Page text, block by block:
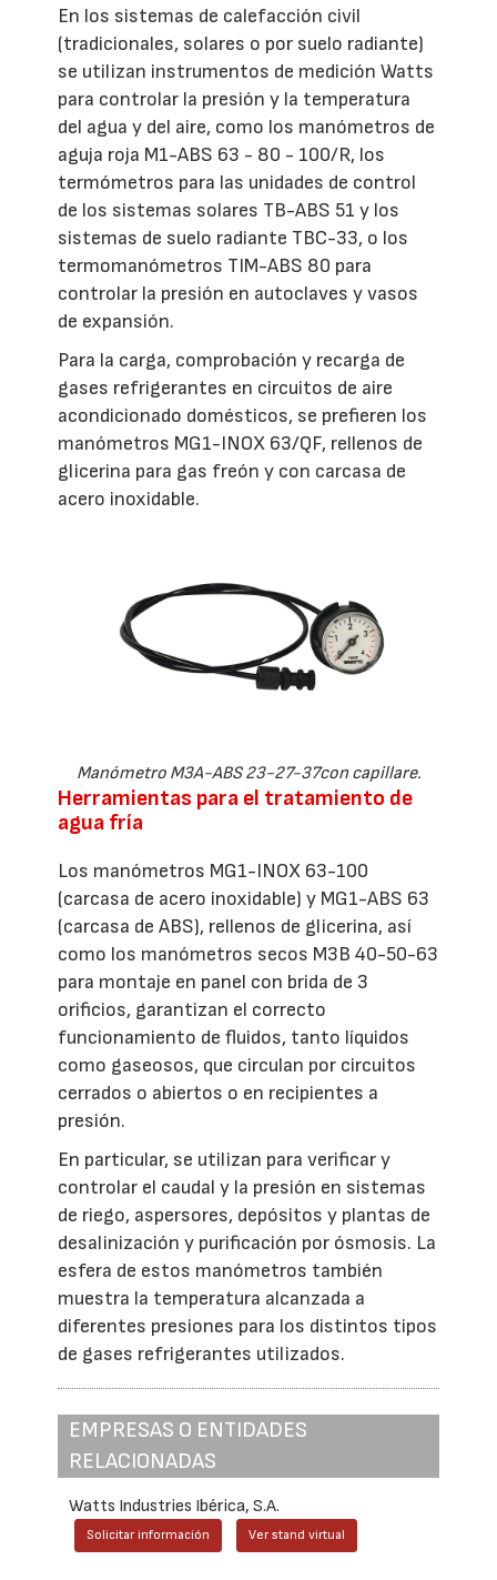
En los sistemas de calefacción civil
(tradicionales, solares o por suelo radiante)
se utilizan instrumentos de medición Watts
para controlar la presión y la temperatura
del agua y del aire, como los manómetros de
aguja roja M1-ABS 63 - 80 - 100/R, los
termómetros para las unidades de control
de los sistemas solares TB-ABS 51 y los
sistemas de suelo radiante TBC-33, o los
termomanómetros TIM-ABS 80 para
controlar la presión en autoclaves y vasos
de expansión.
Para la carga, comprobación y recarga de
gases refrigerantes en circuitos de aire
acondicionado domésticos, se prefieren los
manómetros MG1-INOX 63/QF, rellenos de
glicerina para gas freón y con carcasa de
acero inoxidable.
Manómetro M3A-ABS 23-27-37con capillare.
Herramientas para el tratamiento de
agua fría
Los manómetros MG1-INOX 63-100
(carcasa de acero inoxidable) y MG1-ABS 63
(carcasa de ABS), rellenos de glicerina, así
como los manómetros secos M3B 40-50-63
para montaje en panel con brida de 3
orificios, garantizan el correcto
funcionamiento de fluidos, tanto líquidos
como gaseosos, que circulan por circuitos
cerrados o abiertos o en recipientes a
presión.
En particular, se utilizan para verificar y
controlar el caudal y la presión en sistemas
de riego, aspersores, depósitos y plantas de
desalinización y purificación por ósmosis. La
esfera de estos manómetros también
muestra la temperatura alcanzada a
diferentes presiones para los distintos tipos
de gases refrigerantes utilizados.
EMPRESAS O ENTIDADES
RELACIONADAS
Watts Industries Ibérica, S.A.
Solicitar información Ver stand virtual